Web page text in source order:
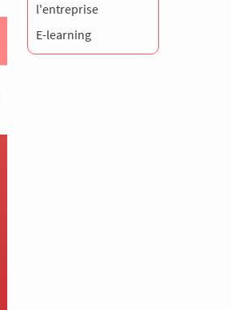
l'entreprise
E-learning